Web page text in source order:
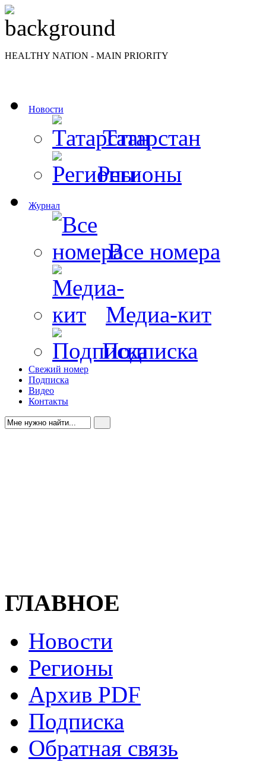
HEALTHY NATION - MAIN PRIORITY
Новости
Татарстан
Регионы
Журнал
Все номера
Медиа-кит
Подписка
Свежий номер
Подписка
Видео
Контакты
ГЛАВНОЕ
Новости
Регионы
Архив PDF
Подписка
Обратная связь